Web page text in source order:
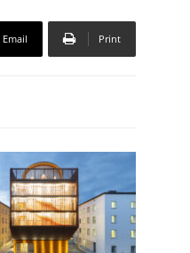
Email Print